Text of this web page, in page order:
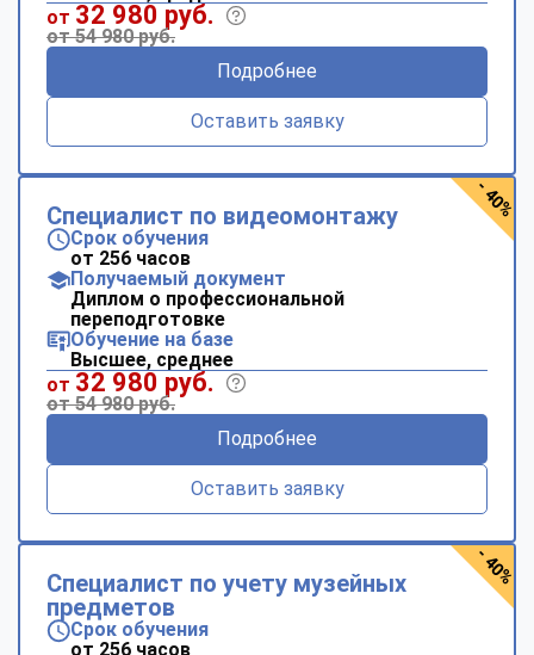
от 32 980 руб.
от 54 980 руб.
Подробнее
Оставить заявку
Специалист по видеомонтажу
Срок обучения
от 256 часов
Получаемый документ
Диплом о профессиональной
переподготовке
Обучение на базе
Высшее, среднее
от 32 980 руб.
от 54 980 руб.
Подробнее
Оставить заявку
- 40%
Специалист по учету музейных
предметов
Срок обучения
от 256 часов
- 40%